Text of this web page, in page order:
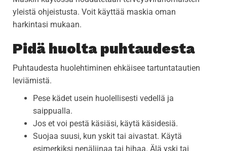
yleistä ohjeistusta. Voit käyttää maskia oman
harkintasi mukaan.
Pidä huolta puhtaudesta
Puhtaudesta huolehtiminen ehkäisee tartuntatautien
leviämistä.
Pese kädet usein huolellisesti vedellä ja
saippualla.
Jos et voi pestä käsiäsi, käytä käsidesiä.
Suojaa suusi, kun yskit tai aivastat. Käytä
esimerkiksi nenäliinaa tai hihaa. Älä yski tai